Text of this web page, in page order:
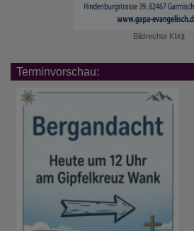
Bildrechte KI/rjt
Terminvorschau: